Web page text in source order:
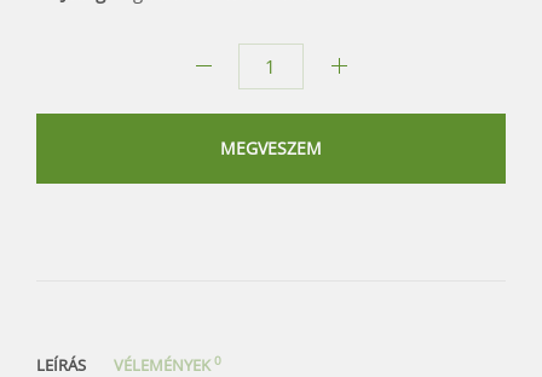
mennyiség
MEGVESZEM
LEÍRÁS VÉLEMÉNYEK0